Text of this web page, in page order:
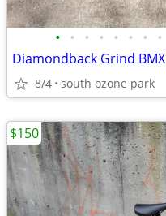
• • • • • • • •
Diamondback Grind BMX
8/4 south ozone park
$150